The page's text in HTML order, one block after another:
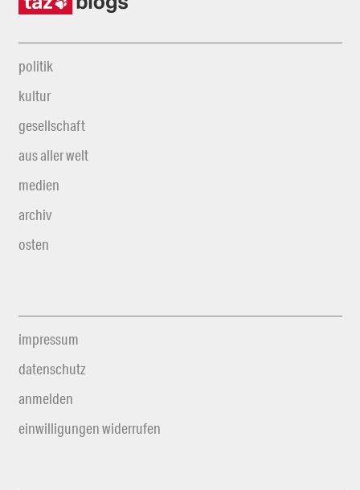
politik
kultur
gesellschaft
aus aller welt
medien
archiv
osten
impressum
datenschutz
anmelden
einwilligungen widerrufen